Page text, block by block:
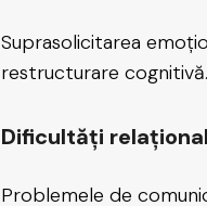
Suprasolicitarea
restructurare cognitivă.
Dificultăți
Problemele de